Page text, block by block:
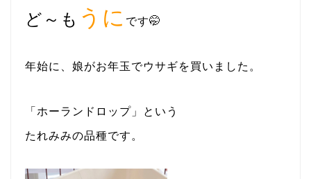
ど～も うに です🤭
年始に、娘がお年玉でウサギを買いました。
「ホーランドロップ」という
たれみみの品種です。